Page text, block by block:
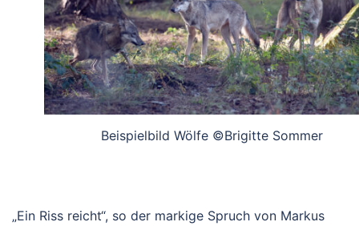
Beispielbild Wölfe ©Brigitte Sommer
„Ein Riss reicht“, so der markige Spruch von Markus